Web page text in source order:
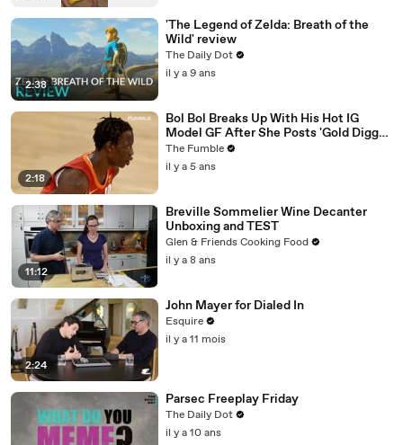
2:38
'The Legend of Zelda: Breath of the
Wild' review
The Daily Dot
il y a 9 ans
2:18
Bol Bol Breaks Up With His Hot IG
Model GF After She Posts 'Gold Digger
For Life' In TikTok Video
The Fumble
il y a 5 ans
11:12
Breville Sommelier Wine Decanter
Unboxing and TEST
Glen & Friends Cooking Food
il y a 8 ans
2:24
John Mayer for Dialed In
Esquire
il y a 11 mois
Parsec Freeplay Friday
The Daily Dot
il y a 10 ans